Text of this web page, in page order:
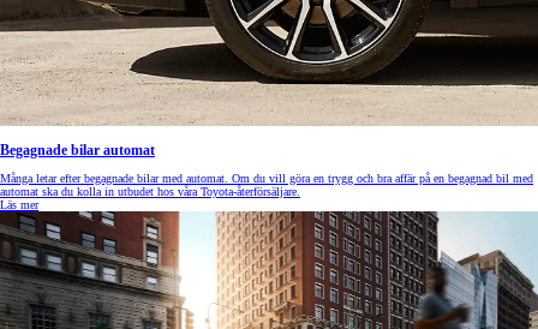
Begagnade bilar automat
Många letar efter begagnade bilar med automat. Om du vill göra en trygg och bra affär på en begagnad bil med
automat ska du kolla in utbudet hos våra Toyota-återförsäljare.
Läs mer